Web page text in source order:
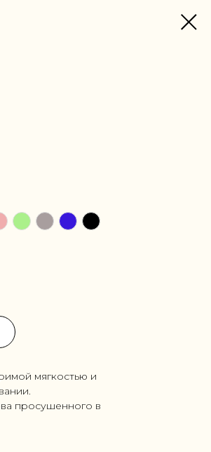
мягкостью и
просушенного в